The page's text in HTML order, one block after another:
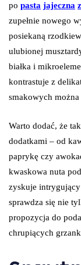
po pasta jajeczna z
zupełnie nowego
posiekaną
ulubionej
białka i
kontrastuje z
smakowych można
Warto dodać, że
dodatkami – od
paprykę czy
kwaskowa nuta
zyskuje
sprawdza się nie
propozycja do
chrupiących